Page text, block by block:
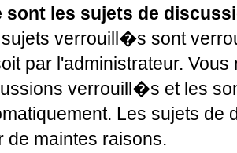
sont les sujets de
verrouill�s sont
par l'administrateur.
verrouill�s et les
Les sujets
de maintes raisons.